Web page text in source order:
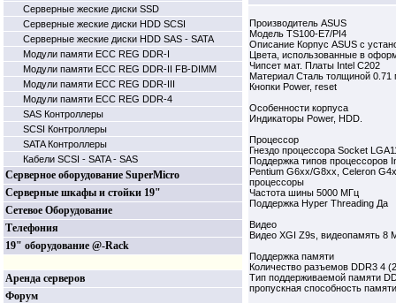
Серверные жеские диски SSD
Серверные жеские диски HDD SCSI
Серверные жеские диски HDD SAS - SATA
Модули памяти ECC REG DDR-I
Модули памяти ECC REG DDR-II FB-DIMM
Модули памяти ECC REG DDR-III
Модули памяти ECC REG DDR-4
SAS Контроллеры
SCSI Контроллеры
SATA Контроллеры
Кабели SCSI - SATA - SAS
Серверное оборудование SuperMicro
Серверные шкафы и стойки 19"
Сетевое Оборудование
Телефония
19" оборудование @-Rack
Аренда серверов
Форум
Производитель ASUS
Модель TS100-E7/PI4
Описание Корпус ASUS с
Цвета, использованные в
Чипсет мат. Платы Intel C202
Материал Сталь толщиной
Кнопки Power, reset
Особенности корпуса
Индикаторы Power, HDD.
Процессор
Гнездо процессора Socket
Поддержка типов процессоров
Pentium G6xx/G8xx, Celeron
процессоры
Частота шины 5000 МГц
Поддержка Hyper Threading Да
Видео
Видео XGI Z9s, видеопамять 8
Поддержка памяти
Количество разъемов DDR3 4
Тип поддерживаемой памяти
пропускная способность